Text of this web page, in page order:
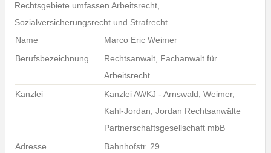
Rechtsgebiete umfassen Arbeitsrecht,
Sozialversicherungsrecht und Strafrecht.
Name
Marco Eric Weimer
Berufsbezeichnung
Rechtsanwalt, Fachanwalt für
Arbeitsrecht
Kanzlei
Kanzlei AWKJ - Arnswald, Weimer,
Kahl-Jordan, Jordan Rechtsanwälte
Partnerschaftsgesellschaft mbB
Adresse
Bahnhofstr. 29